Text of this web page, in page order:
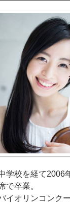
学校を経て2006
で卒業。
イオリンコンク